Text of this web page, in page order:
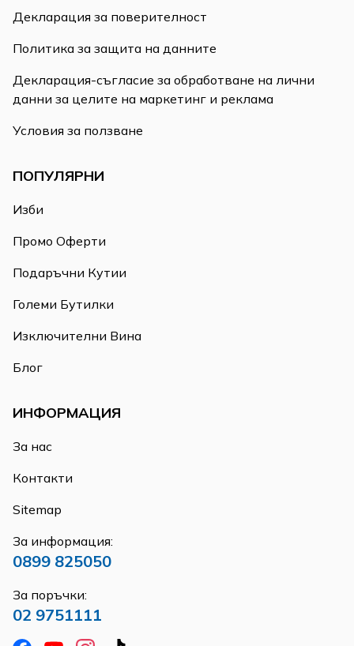
Декларация за поверителност
Политика за защита на данните
Декларация-съгласие за обработване на лични
данни за целите на маркетинг и реклама
Условия за ползване
ПОПУЛЯРНИ
Изби
Промо Оферти
Подаръчни Кутии
Големи Бутилки
Изключителни Вина
Блог
ИНФОРМАЦИЯ
За нас
Контакти
Sitemap
За информация:
0899 825050
За поръчки:
02 9751111